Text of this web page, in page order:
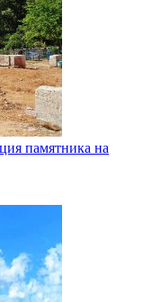
памятника на